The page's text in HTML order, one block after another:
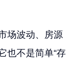
场波动、房源
也不是简单“存